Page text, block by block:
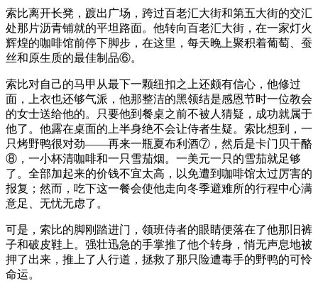
索比离开长凳，踱出广场，跨过百老汇大街和第五大街的交汇
处那片沥青铺就的平坦路面。他转向百老汇大街，在一家灯火
辉煌的咖啡馆前停下脚步，在这里，每天晚上聚积着葡萄、蚕
丝和原生质的最佳制品⑥。
索比对自己的马甲从最下一颗纽扣之上还颇有信心，他修过
面，上衣也还够气派，他那整洁的黑领结是感恩节时一位教会
的女士送给他的。只要他到餐桌之前不被人猜疑，成功就属于
他了。他露在桌面的上半身绝不会让侍者生疑。索比想到，一
只烤野鸭很对劲——再来一瓶夏布利酒⑦，然后是卡门贝干酪
⑧，一小杯清咖啡和一只雪茄烟。一美元一只的雪茄就足够
了。全部加起来的价钱不宜太高，以免遭到咖啡馆太过厉害的
报复；然而，吃下这一餐会使他走向冬季避难所的行程中心满
意足、无忧无虑了。
可是，索比的脚刚踏进门，领班侍者的眼睛便落在了他那旧裤
子和破皮鞋上。强壮迅急的手掌推了他个转身，悄无声息地被
押了出来，推上了人行道，拯救了那只险遭毒手的野鸭的可怜
命运。